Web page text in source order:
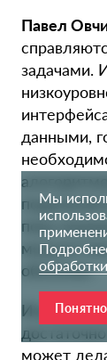
Павел
задачами.
данными,
пока
обучение.
Иными
может
Мы
Понятно